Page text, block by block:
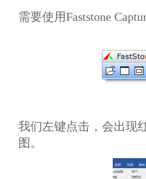
需要使用Faststone
我们左键点击，会出现
图。